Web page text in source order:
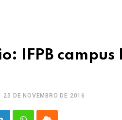
IFPB
25 DE NOVEMBRO DE 2016